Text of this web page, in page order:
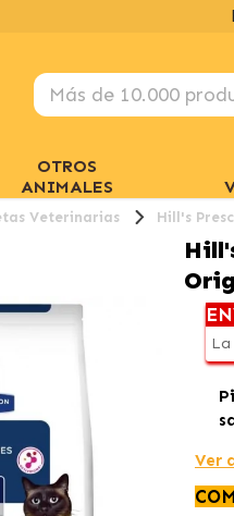
OTROS
ANIMALES
Veterinarias Hill's
La
Ver